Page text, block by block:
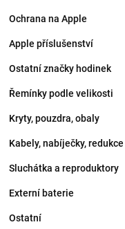
Ochrana na Apple
Apple příslušenství
Ostatní značky hodinek
Řemínky podle velikosti
Kryty, pouzdra, obaly
Kabely, nabíječky, redukce
Sluchátka a reproduktory
Externí baterie
Ostatní